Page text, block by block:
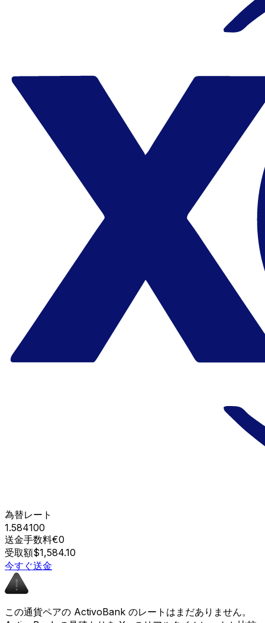
為替レート
1.584100
送金手数料€0
受取額$1,584.10
今すぐ送金
この通貨ペアの ActivoBank のレートはまだありません。